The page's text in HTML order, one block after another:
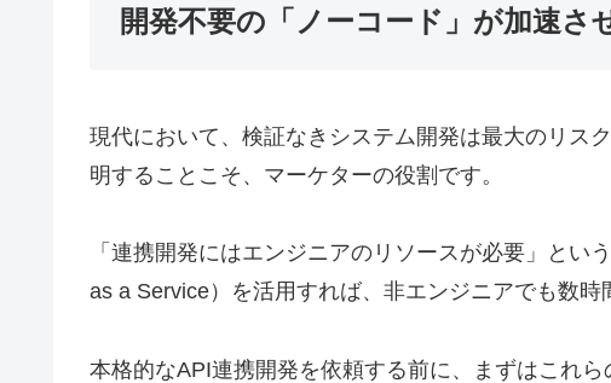
開発不要の「ノーコード」が加速
現代において、検証なきシステム開発は最大のリス
明することこそ、マーケターの役割です。
「連携開発にはエンジニアのリソースが必要」と
as a Service）を活用すれば、非エンジニアでも数時
本格的なAPI連携開発を依頼する前に、まずはこれ